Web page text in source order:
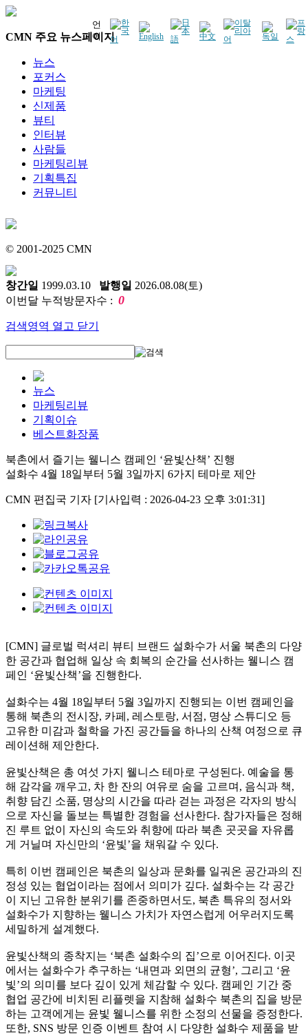
언
어
CMN 주요 뉴스페이지
뉴스
포커스
마케팅
신제품
뷰티
인터뷰
사람들
마케팅리뷰
기획특집
커뮤니티
© 2001-2025 CMN
창간일 1999.03.10 발행일 2026.08.08(토)
이번달 누적방문자수 : 0
검색영역 열고 닫기
뉴스
마케팅리뷰
기획이슈
베스트화장품
북촌에서 즐기는 웰니스 캠페인 ‘윤빛산책’ 진행
설화수 4월 18일부터 5월 3일까지 6가지 테마로 제안
CMN 편집국 기자 [기사입력 : 2026-04-23 오후 3:01:31]
[CMN] 글로벌 럭셔리 뷰티 브랜드 설화수가 서울 북촌의 다양
한 공간과 협업해 일상 속 회복의 순간을 선사하는 웰니스 캠
페인 ‘윤빛산책’을 진행한다.
설화수는 4월 18일부터 5월 3일까지 진행되는 이번 캠페인을
통해 북촌의 전시장, 카페, 레스토랑, 서점, 명상 스튜디오 등
고유한 미감과 철학을 가진 공간들을 하나의 산책 여정으로 큐
레이션해 제안한다.
윤빛산책은 총 여섯 가지 웰니스 테마로 구성된다. 예술을 통
해 감각을 깨우고, 차 한 잔의 여유로 숨을 고르며, 음식과 책,
취향 담긴 소품, 명상의 시간을 따라 걷는 과정은 각자의 방식
으로 자신을 돌보는 특별한 경험을 선사한다. 참가자들은 정해
진 루트 없이 자신의 속도와 취향에 따라 북촌 곳곳을 자유롭
게 거닐며 자신만의 ‘윤빛’을 채워갈 수 있다.
특히 이번 캠페인은 북촌의 일상과 문화를 일궈온 공간과의 진
정성 있는 협업이라는 점에서 의미가 깊다. 설화수는 각 공간
이 지닌 고유한 분위기를 존중하면서도, 북촌 특유의 정서와
설화수가 지향하는 웰니스 가치가 자연스럽게 어우러지도록
세밀하게 설계했다.
윤빛산책의 종착지는 ‘북촌 설화수의 집’으로 이어진다. 이곳
에서는 설화수가 추구하는 ‘내면과 외면의 균형’, 그리고 ‘윤
빛’의 의미를 보다 깊이 있게 체감할 수 있다. 캠페인 기간 중
협업 공간에 비치된 리플렛을 지참해 설화수 북촌의 집을 방문
하는 고객에게는 윤빛 웰니스를 위한 소정의 선물을 증정한다.
또한, SNS 방문 인증 이벤트 참여 시 다양한 설화수 제품을 받